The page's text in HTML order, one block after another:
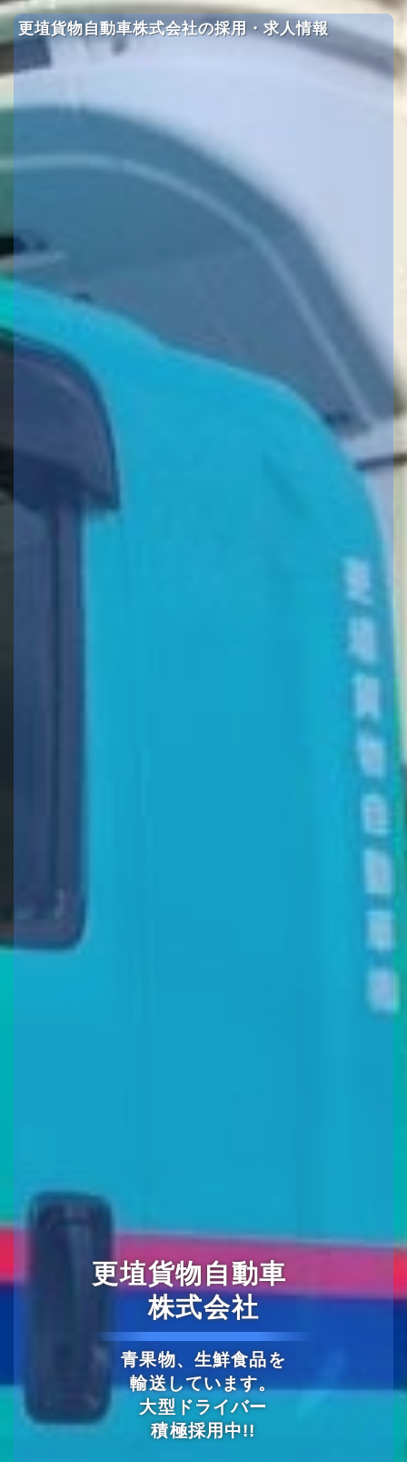
更埴貨物自動車株式会社の採用・求人情報
更埴貨物自動車
株式会社
青果物、生鮮食品を
輸送しています。
大型ドライバー
積極採用中!!